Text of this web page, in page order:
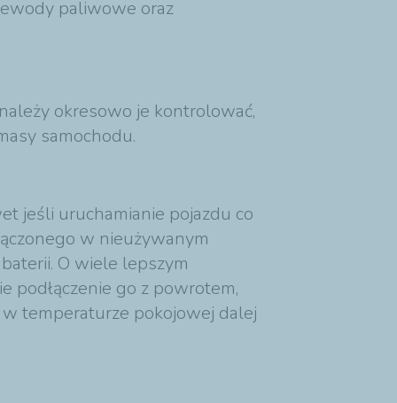
paliwowe oraz
okresowo je kontrolować,
samochodu.
jeśli uruchamianie pojazdu co
w nieużywanym
O wiele lepszym
podłączenie go z powrotem,
temperaturze pokojowej dalej